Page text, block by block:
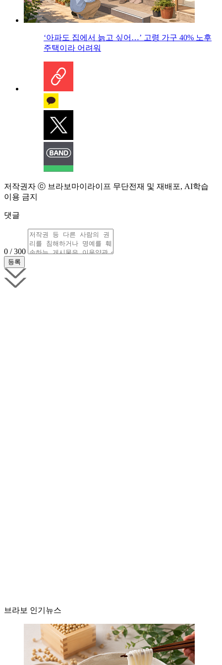
‘아파도 집에서 늙고 싶어…’ 고령 가구 40% 노후
주택이라 어려워
저작권자 ⓒ 브라보마이라이프 무단전재 및 재배포, AI학습
이용 금지
댓글
0 / 300
브라보 인기뉴스